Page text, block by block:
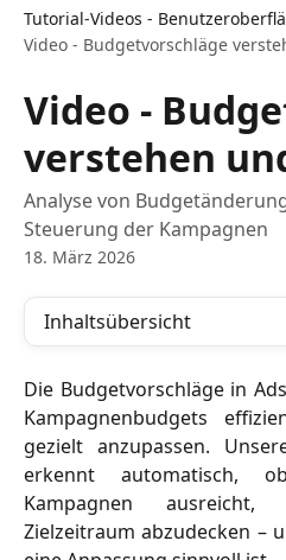
Tutorial-Videos -
Video - Budgetvorschläge
Video -
verstehen
Analyse von
Steuerung der Kampagnen
18. März 2026
Inhaltsübersicht
Die Budgetvorschläge in
Kampagnenbudgets
gezielt anzupassen.
erkennt automatisch,
Kampagnen
Zielzeitraum abzudecken –